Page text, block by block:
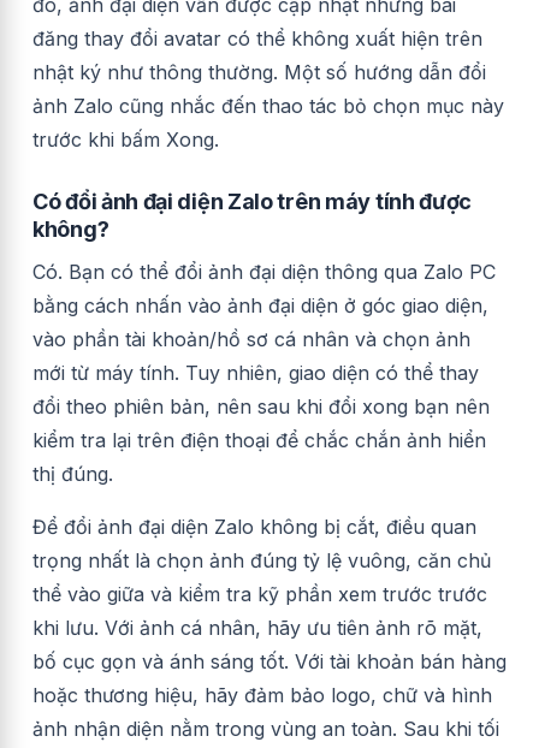
đăng thay đổi avatar có thể không xuất hiện trên
nhật ký như thông thường. Một số hướng dẫn đổi
ảnh Zalo cũng nhắc đến thao tác bỏ chọn mục này
trước khi bấm Xong.
Có đổi ảnh đại diện Zalo trên máy tính được
không?
Có. Bạn có thể đổi ảnh đại diện thông qua Zalo PC
bằng cách nhấn vào ảnh đại diện ở góc giao diện,
vào phần tài khoản/hồ sơ cá nhân và chọn ảnh
mới từ máy tính. Tuy nhiên, giao diện có thể thay
đổi theo phiên bản, nên sau khi đổi xong bạn nên
kiểm tra lại trên điện thoại để chắc chắn ảnh hiển
thị đúng.
Để đổi ảnh đại diện Zalo không bị cắt, điều quan
trọng nhất là chọn ảnh đúng tỷ lệ vuông, căn chủ
thể vào giữa và kiểm tra kỹ phần xem trước trước
khi lưu. Với ảnh cá nhân, hãy ưu tiên ảnh rõ mặt,
bố cục gọn và ánh sáng tốt. Với tài khoản bán hàng
hoặc thương hiệu, hãy đảm bảo logo, chữ và hình
ảnh nhận diện nằm trong vùng an toàn. Sau khi tối